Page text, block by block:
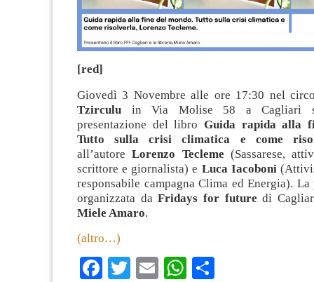
[red]
Giovedì 3 Novembre alle ore 17:30 nel
Tzirculu in Via Molise 58 a Cagliari
presentazione del libro Guida rapida alla
Tutto sulla crisi climatica e come
all’autoreLorenzo Tecleme (Sassarese,
scrittore e giornalista) e Luca Iacoboni
responsabile campagna Clima ed Energia). La
organizzata daFridays for futuredi
Miele Amaro.
(altro…)
Facebook
TwitterEmailWhatsApp